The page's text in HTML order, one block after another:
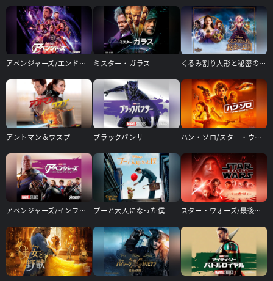
アベンジャーズ/エンドゲーム ミスター・ガラス くるみ割り人形と秘密の王国
アントマン＆ワスプ ブラックパンサー ハン・ソロ/スター・ウォーズ・ストーリー
アベンジャーズ/インフィニティ・ウォー プーと大人になった僕 スター・ウォーズ/最後のジェダイ